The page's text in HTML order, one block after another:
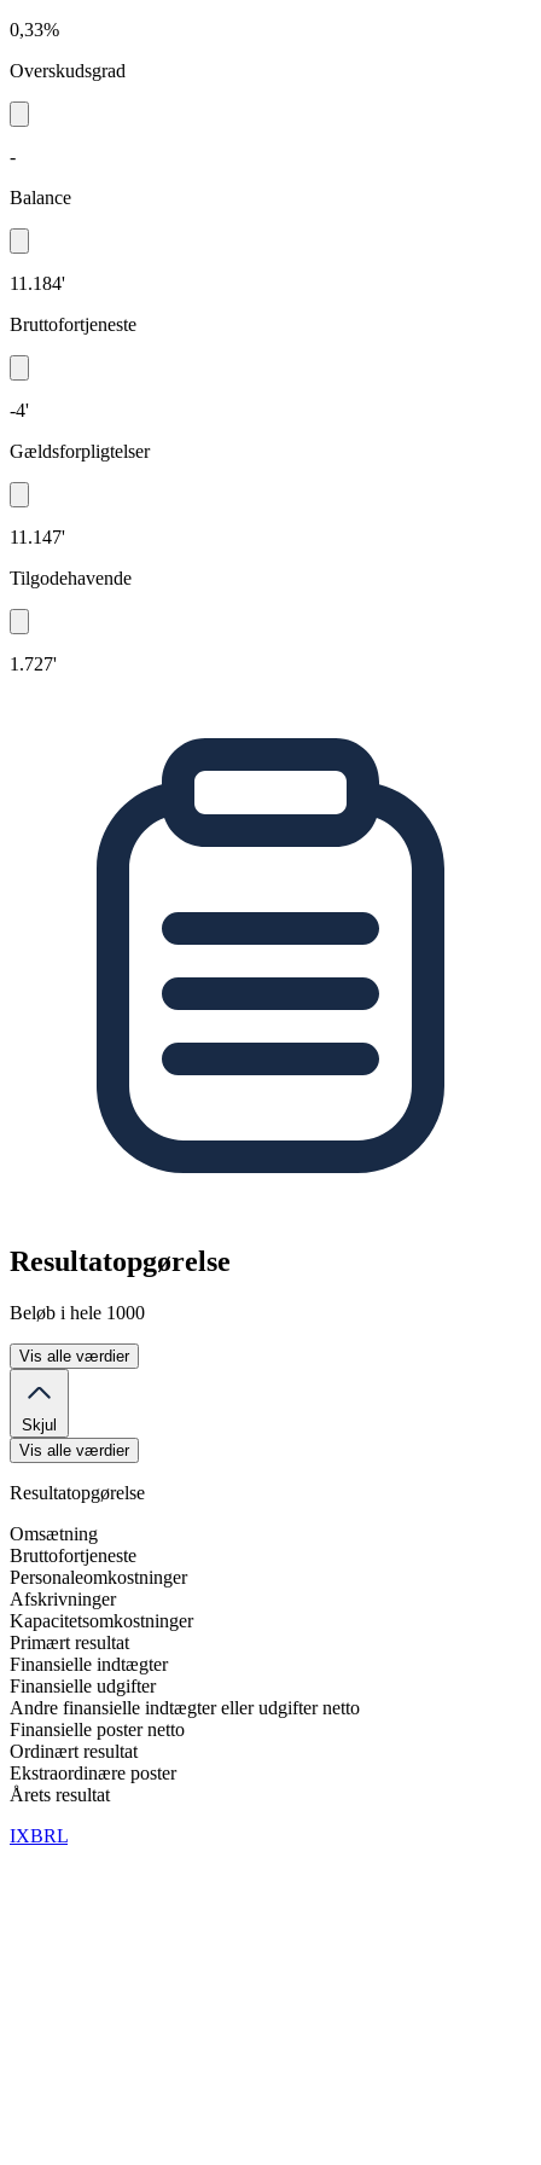
0,33%
Overskudsgrad
-
Balance
11.184'
Bruttofortjeneste
-4'
Gældsforpligtelser
11.147'
Tilgodehavende
1.727'
Resultatopgørelse
Beløb i hele 1000
Vis alle værdier
Skjul
Vis alle værdier
Resultatopgørelse
Omsætning
Bruttofortjeneste
Personaleomkostninger
Afskrivninger
Kapacitetsomkostninger
Primært resultat
Finansielle indtægter
Finansielle udgifter
Andre finansielle indtægter eller udgifter netto
Finansielle poster netto
Ordinært resultat
Ekstraordinære poster
Årets resultat
IXBRL